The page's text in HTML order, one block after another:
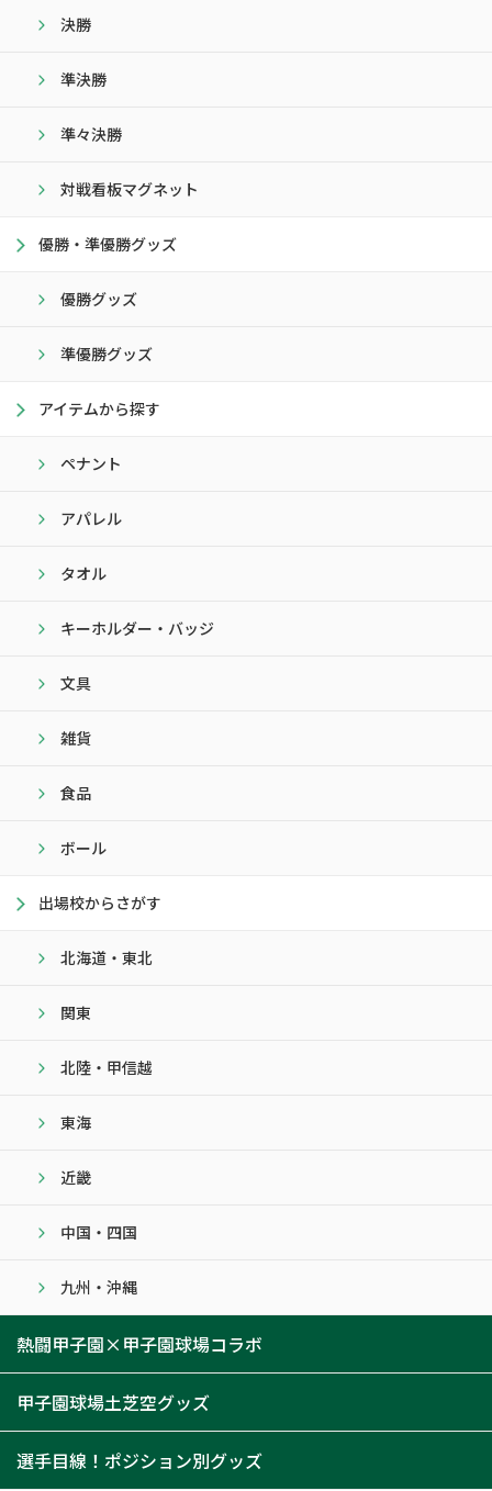
決勝
準決勝
準々決勝
対戦看板マグネット
優勝・準優勝グッズ
優勝グッズ
準優勝グッズ
アイテムから探す
ペナント
アパレル
タオル
キーホルダー・バッジ
文具
雑貨
食品
ボール
出場校からさがす
北海道・東北
関東
北陸・甲信越
東海
近畿
中国・四国
九州・沖縄
熱闘甲子園×甲子園球場コラボ
甲子園球場土芝空グッズ
選手目線！ポジション別グッズ